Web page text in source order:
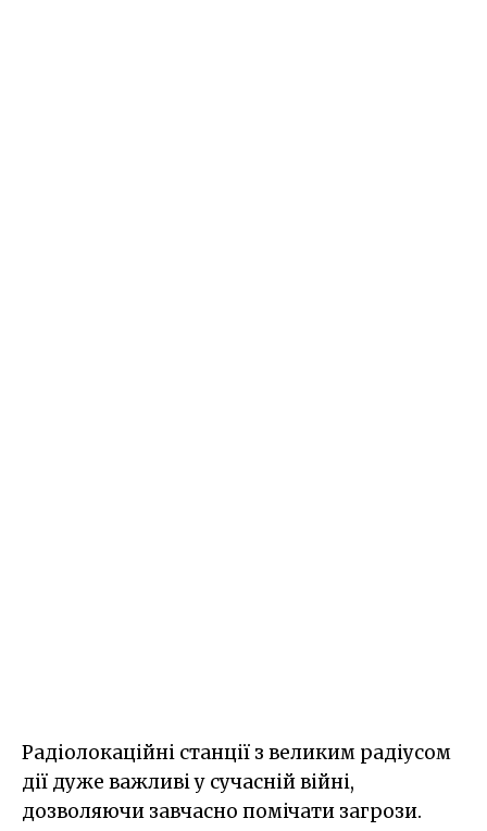
Радіолокаційні станції з великим радіусом
дії дуже важливі у сучасній війні,
дозволяючи завчасно помічати загрози.